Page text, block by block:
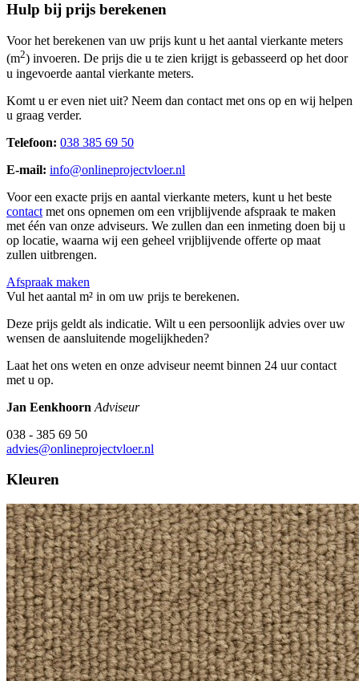
Hulp bij prijs berekenen
Voor het berekenen van uw prijs kunt u het aantal vierkante meters
(m2) invoeren. De prijs die u te zien krijgt is gebasseerd op het door
u ingevoerde aantal vierkante meters.
Komt u er even niet uit? Neem dan contact met ons op en wij helpen
u graag verder.
Telefoon: 038 385 69 50
E-mail: info@onlineprojectvloer.nl
Voor een exacte prijs en aantal vierkante meters, kunt u het beste
contact met ons opnemen om een vrijblijvende afspraak te maken
met één van onze adviseurs. We zullen dan een inmeting doen bij u
op locatie, waarna wij een geheel vrijblijvende offerte op maat
zullen uitbrengen.
Afspraak maken
Vul het aantal m² in om uw prijs te berekenen.
Deze prijs geldt als indicatie. Wilt u een persoonlijk advies over uw
wensen de aansluitende mogelijkheden?
Laat het ons weten en onze adviseur neemt binnen 24 uur contact
met u op.
Jan Eenkhoorn Adviseur
038 - 385 69 50
advies@onlineprojectvloer.nl
Kleuren